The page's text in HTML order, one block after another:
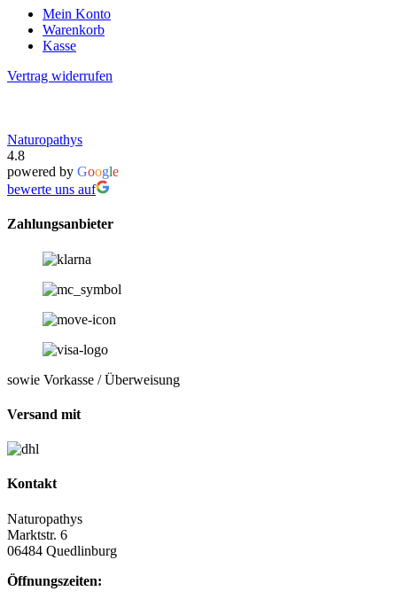
Mein Konto
Warenkorb
Kasse
Vertrag widerrufen
Naturopathys
4.8
powered by Google
bewerte uns auf
Zahlungsanbieter
sowie Vorkasse / Überweisung
Versand mit
Kontakt
Naturopathys
Marktstr. 6
06484 Quedlinburg
Öffnungszeiten: